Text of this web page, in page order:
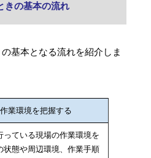
きの基本の流れ
基本となる流れを紹介しま
作業環境を把握する
っている現場の作業環境を
状態や周辺環境、作業手順